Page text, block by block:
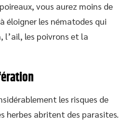
vous aurez moins de
éloigner les nématodes qui
l’ail, les poivrons et la
les risques de
herbes abritent des parasites.